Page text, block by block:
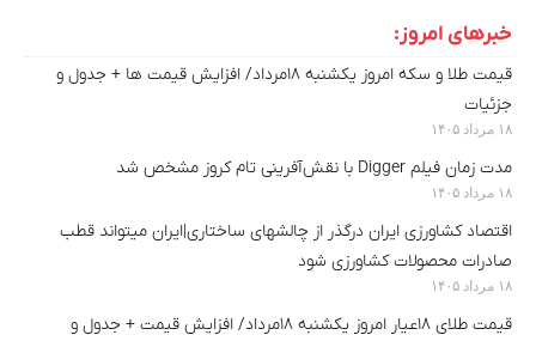
خبرهای امروز:
قیمت طلا و سکه امروز یکشنبه ۱۸مرداد/ افزایش قیمت ها + جدول و
جزئیات
۱۸ مرداد ۱۴۰۵
مدت زمان فیلم Digger با نقش‌آفرینی تام کروز مشخص شد
۱۸ مرداد ۱۴۰۵
اقتصاد کشاورزی ایران درگذر از چالشهای ساختاری|ایران میتواند قطب
صادرات محصولات کشاورزی شود
۱۸ مرداد ۱۴۰۵
قیمت طلای ۱۸عیار امروز یکشنبه ۱۸مرداد/ افزایش قیمت + جدول و